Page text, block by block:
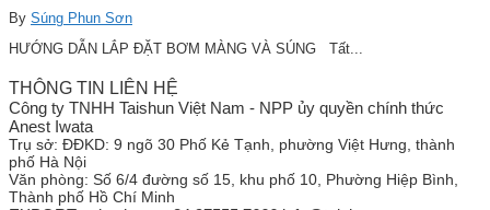
By Súng Phun Sơn
HƯỚNG DẪN LẮP ĐẶT BƠM MÀNG VÀ SÚNG Tất...
THÔNG TIN LIÊN HỆ
Công ty TNHH Taishun Việt Nam - NPP ủy quyền chính thức
Anest Iwata
Trụ sở: ĐĐKD: 9 ngõ 30 Phố Kẻ Tạnh, phường Việt Hưng, thành
phố Hà Nội
Văn phòng: Số 6/4 đường số 15, khu phố 10, Phường Hiệp Bình,
Thành phố Hồ Chí Minh